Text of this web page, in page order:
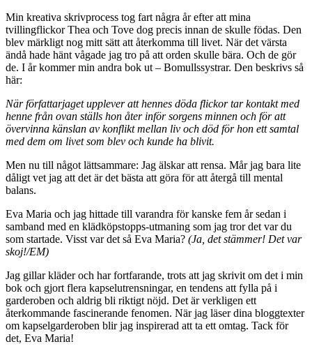
Min kreativa skrivprocess tog fart några år efter att mina
tvillingflickor Thea och Tove dog precis innan de skulle födas. Den
blev märkligt nog mitt sätt att återkomma till livet. När det värsta
ändå hade hänt vågade jag tro på att orden skulle bära. Och de gör
de. I år kommer min andra bok ut – Bomullssystrar. Den beskrivs så
här:
När författarjaget upplever att hennes döda flickor tar kontakt med
henne från ovan ställs hon åter inför sorgens minnen och för att
övervinna känslan av konflikt mellan liv och död för hon ett samtal
med dem om livet som blev och kunde ha blivit.
Men nu till något lättsammare: Jag älskar att rensa. Mår jag bara lite
dåligt vet jag att det är det bästa att göra för att återgå till mental
balans.
Eva Maria och jag hittade till varandra för kanske fem år sedan i
samband med en klädköpstopps-utmaning som jag tror det var du
som startade. Visst var det så Eva Maria? (Ja, det stämmer! Det var
skoj!/EM)
Jag gillar kläder och har fortfarande, trots att jag skrivit om det i min
bok och gjort flera kapselutrensningar, en tendens att fylla på i
garderoben och aldrig bli riktigt nöjd. Det är verkligen ett
återkommande fascinerande fenomen. När jag läser dina bloggtexter
om kapselgarderoben blir jag inspirerad att ta ett omtag. Tack för
det, Eva Maria!